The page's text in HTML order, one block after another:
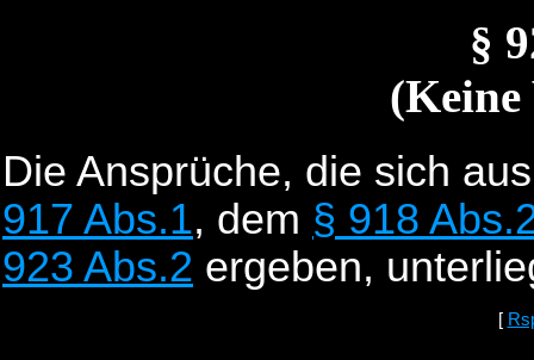
§
Die Ansprüche, die sich
917 Abs.1, dem § 918
923 Abs.2 ergeben,
[